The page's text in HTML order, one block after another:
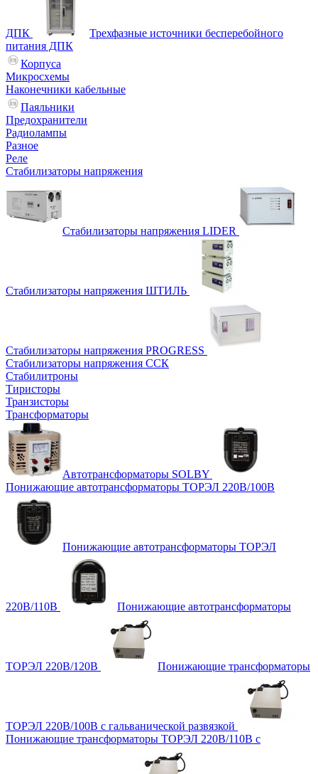
ДПК
Трехфазные источники бесперебойного
питания ДПК
Корпуса
Микросхемы
Наконечники кабельные
Паяльники
Предохранители
Радиолампы
Разное
Реле
Стабилизаторы напряжения
Стабилизаторы напряжения LIDER
Стабилизаторы напряжения ШТИЛЬ
Стабилизаторы напряжения PROGRESS
Стабилизаторы напряжения ССК
Стабилитроны
Тиристоры
Транзисторы
Трансформаторы
Автотрансформаторы SOLBY
Понижающие автотрансформаторы ТОРЭЛ 220В/100В
Понижающие автотрансформаторы ТОРЭЛ
220В/110В Понижающие автотрансформаторы
ТОРЭЛ 220В/120В Понижающие трансформаторы
ТОРЭЛ 220В/100В с гальванической развязкой
Понижающие трансформаторы ТОРЭЛ 220В/110В с